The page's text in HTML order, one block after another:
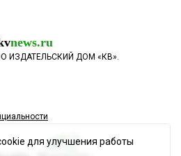
news.ru
ИЗДАТЕЛЬСКИЙ ДОМ «КВ».
для улучшения работы